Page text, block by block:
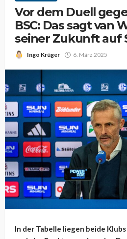
Vor dem Duell
BSC: Das sagt van
seiner Zukunft auf
Ingo Krüger 6. März 2025
In der Tabelle liegen beide